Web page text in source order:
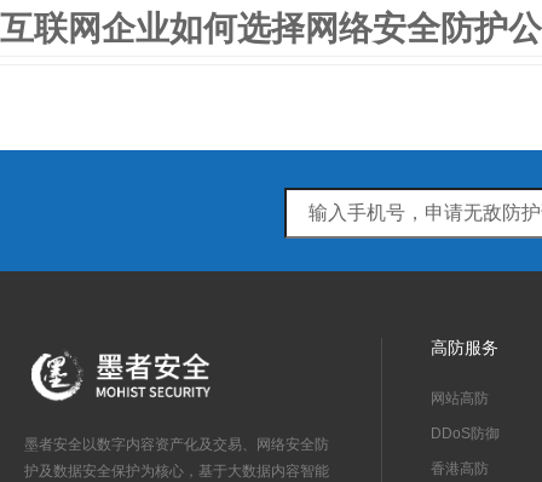
互联网企业如何选择网络安全防护
墨者安全以数字内容资产化及交易、网络安全防
护及数据安全保护为核心，基于大数据内容智能
高防服务
网站高防
DDoS防御
香港高防